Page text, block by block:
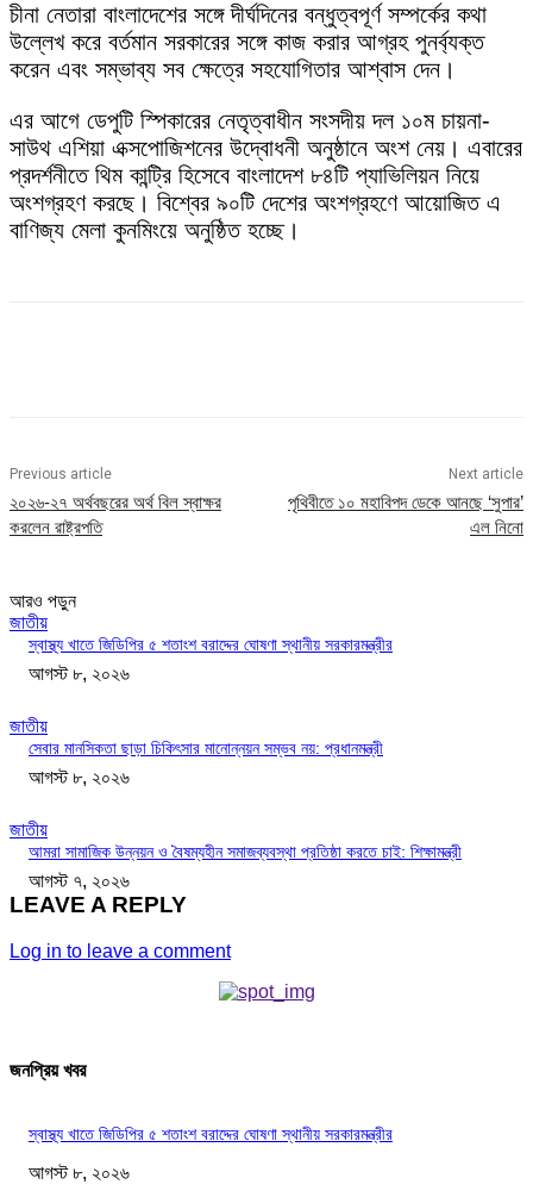
চীনা নেতারা বাংলাদেশের সঙ্গে দীর্ঘদিনের বন্ধুত্বপূর্ণ সম্পর্কের কথা
উল্লেখ করে বর্তমান সরকারের সঙ্গে কাজ করার আগ্রহ পুনর্ব্যক্ত
করেন এবং সম্ভাব্য সব ক্ষেত্রে সহযোগিতার আশ্বাস দেন।
এর আগে ডেপুটি স্পিকারের নেতৃত্বাধীন সংসদীয় দল ১০ম চায়না-
সাউথ এশিয়া এক্সপোজিশনের উদ্বোধনী অনুষ্ঠানে অংশ নেয়। এবারের
প্রদর্শনীতে থিম কান্ট্রি হিসেবে বাংলাদেশ ৮৪টি প্যাভিলিয়ন নিয়ে
অংশগ্রহণ করছে। বিশ্বের ৯০টি দেশের অংশগ্রহণে আয়োজিত এ
বাণিজ্য মেলা কুনমিংয়ে অনুষ্ঠিত হচ্ছে।
Previous article
২০২৬-২৭ অর্থবছরের অর্থ বিল স্বাক্ষর
করলেন রাষ্ট্রপতি
Next article
পৃথিবীতে ১০ মহাবিপদ ডেকে আনছে ‘সুপার’
এল নিনো
আরও পড়ুন
জাতীয়
স্বাস্থ্য খাতে জিডিপির ৫ শতাংশ বরাদ্দের ঘোষণা স্থানীয় সরকারমন্ত্রীর
আগস্ট ৮, ২০২৬
জাতীয়
সেবার মানসিকতা ছাড়া চিকিৎসার মানোন্নয়ন সম্ভব নয়: প্রধানমন্ত্রী
আগস্ট ৮, ২০২৬
জাতীয়
আমরা সামাজিক উন্নয়ন ও বৈষম্যহীন সমাজব্যবস্থা প্রতিষ্ঠা করতে চাই: শিক্ষামন্ত্রী
আগস্ট ৭, ২০২৬
LEAVE A REPLY
Log in to leave a comment
জনপ্রিয় খবর
স্বাস্থ্য খাতে জিডিপির ৫ শতাংশ বরাদ্দের ঘোষণা স্থানীয় সরকারমন্ত্রীর
আগস্ট ৮, ২০২৬